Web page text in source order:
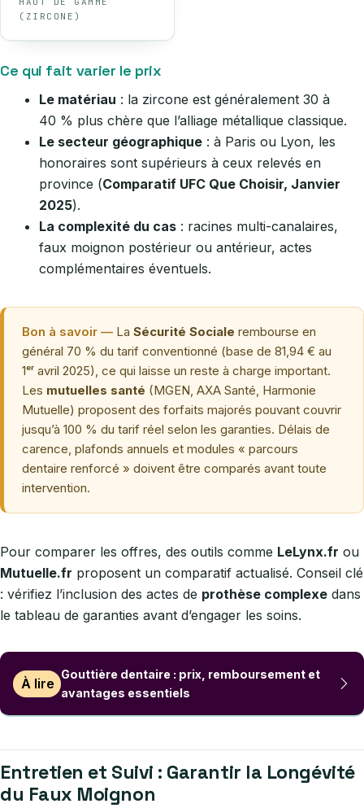
(ZIRCONE)
Ce qui fait varier le prix
Le matériau : la zircone est généralement 30 à
40 % plus chère que l’alliage métallique classique.
Le secteur géographique : à Paris ou Lyon, les
honoraires sont supérieurs à ceux relevés en
province (Comparatif UFC Que Choisir, Janvier
2025).
La complexité du cas : racines multi-canalaires,
faux moignon postérieur ou antérieur, actes
complémentaires éventuels.
Bon à savoir — La Sécurité Sociale rembourse en
général 70 % du tarif conventionné (base de 81,94 € au
1ᵉʳ avril 2025), ce qui laisse un reste à charge important.
Les mutuelles santé (MGEN, AXA Santé, Harmonie
Mutuelle) proposent des forfaits majorés pouvant couvrir
jusqu’à 100 % du tarif réel selon les garanties. Délais de
carence, plafonds annuels et modules « parcours
dentaire renforcé » doivent être comparés avant toute
intervention.
Pour comparer les offres, des outils comme LeLynx.fr ou
Mutuelle.fr proposent un comparatif actualisé. Conseil clé
: vérifiez l’inclusion des actes de prothèse complexe dans
le tableau de garanties avant d’engager les soins.
À lire
Gouttière dentaire : prix, remboursement et
avantages essentiels
Entretien et Suivi : Garantir la Longévité
du Faux Moignon